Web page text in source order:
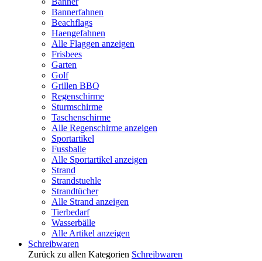
Bannerfahnen
Beachflags
Haengefahnen
Alle Flaggen anzeigen
Frisbees
Garten
Golf
Grillen BBQ
Regenschirme
Sturmschirme
Taschenschirme
Alle Regenschirme anzeigen
Sportartikel
Fussballe
Alle Sportartikel anzeigen
Strand
Strandstuehle
Strandtücher
Alle Strand anzeigen
Tierbedarf
Wasserbälle
Alle Artikel anzeigen
Schreibwaren
Zurück zu allen Kategorien Schreibwaren